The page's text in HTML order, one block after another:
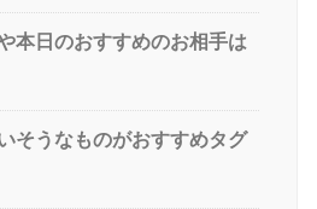
本日のおすすめのお相手は
そうなものがおすすめタグ